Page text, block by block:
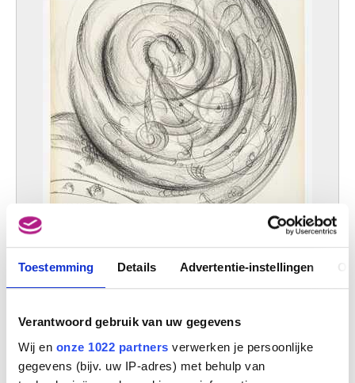
Toestemming Details Advertentie-instellingen
Verantwoord gebruik van uw gegevens
Wij en onze 1022 partners verwerken je persoonlijke
gegevens (bijv. uw IP-adres) met behulp van
Eerste kerntekening
Charles Delporte